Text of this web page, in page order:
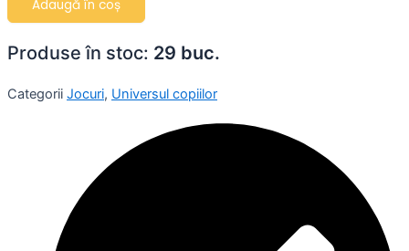
Adaugă în coș
Produse în stoc: 29 buc.
Categorii Jocuri, Universul copiilor